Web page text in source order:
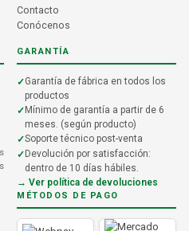
Contacto
Conócenos
GARANTÍA
Garantía de fábrica en todos los
productos
Mínimo de garantía a partir de 6
meses. (según producto)
Soporte técnico post-venta
Devolución por satisfacción:
dentro de 10 días hábiles.
→ Ver política de devoluciones
MÉTODOS DE PAGO